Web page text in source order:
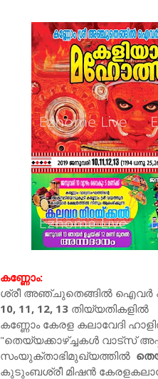
കണ്ണോം:
ശ്രീ അഞ്ചുതെങ്ങിൽ ഐവർ
10, 11, 12, 13 തിയ്യതികളിൽ
കണ്ണോം കേരള കലാവേദി
"തെയ്യക്കാഴ്ച്ചകൾ വാട്സ് അപ്പ്
സംയുക്താഭിമുഖ്യത്തിൽ
കുടുംബശ്രീ മിഷൻ